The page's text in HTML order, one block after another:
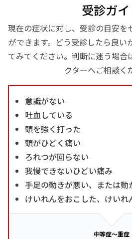
受診ガ
現在の症状に対し、受診の目安を
ができます。どう受診したら良い
てみてください。判断に迷う場合
クターへご相談く
意識がない
吐血している
頭を強く打った
頭がひどく痛い
ろれつが回らない
我慢できないひどい痛み
手足の動きが悪い、または動
けいれんをおこした、けいれ
中等症～重症